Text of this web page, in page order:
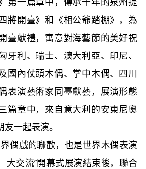
將開臺》和《相公爺踏棚》，為
臺獻禮，寓意對海藝節的美好祝
牙利、瑞士、澳大利亞、印尼、
國內仗頭木偶、掌中木偶、四川
表演藝術家同臺獻藝，展演形態
篇章中，來自意大利的安東尼奧
一起表演。
戲的聯歡，也是世界木偶表演
大交流”開幕式展演結束後，聯合